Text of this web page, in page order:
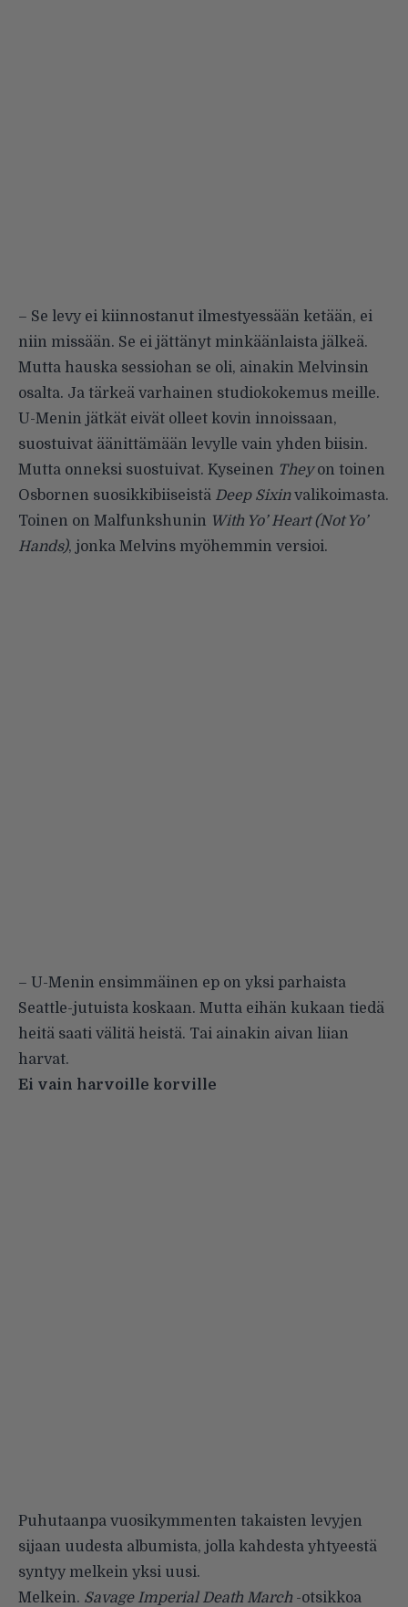
– Se levy ei kiinnostanut ilmestyessään ketään, ei
niin missään. Se ei jättänyt minkäänlaista jälkeä.
Mutta hauska sessiohan se oli, ainakin Melvinsin
osalta. Ja tärkeä varhainen studiokokemus meille.
U-Menin jätkät eivät olleet kovin innoissaan,
suostuivat äänittämään levylle vain yhden biisin.
Mutta onneksi suostuivat. Kyseinen Theyon toinen
Osbornen suosikkibiiseistä Deep Sixinvalikoimasta.
Toinen on Malfunkshunin With Yo’ Heart (Not Yo’
Hands), jonka Melvins myöhemmin versioi.
– U-Menin ensimmäinen ep on yksi parhaista
Seattle-jutuista koskaan. Mutta eihän kukaan tiedä
heitä saati välitä heistä. Tai ainakin aivan liian
harvat.
Ei vain harvoille korville
Puhutaanpa vuosikymmenten takaisten levyjen
sijaan uudesta albumista, jolla kahdesta yhtyeestä
syntyy melkein yksi uusi.
Melkein. Savage Imperial Death March -otsikkoa